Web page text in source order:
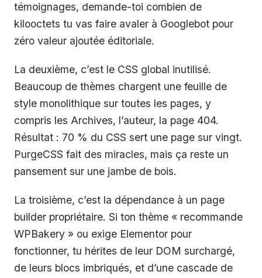
témoignages, demande-toi combien de
kilooctets tu vas faire avaler à Googlebot pour
zéro valeur ajoutée éditoriale.
La deuxième, c’est le CSS global inutilisé.
Beaucoup de thèmes chargent une feuille de
style monolithique sur toutes les pages, y
compris les Archives, l’auteur, la page 404.
Résultat : 70 % du CSS sert une page sur vingt.
PurgeCSS fait des miracles, mais ça reste un
pansement sur une jambe de bois.
La troisième, c’est la dépendance à un page
builder propriétaire. Si ton thème « recommande
WPBakery » ou exige Elementor pour
fonctionner, tu hérites de leur DOM surchargé,
de leurs blocs imbriqués, et d’une cascade de